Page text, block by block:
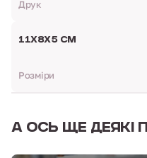
Друк
11Х8Х5 СМ
Розміри
А ОСЬ ЩЕ ДЕЯКІ